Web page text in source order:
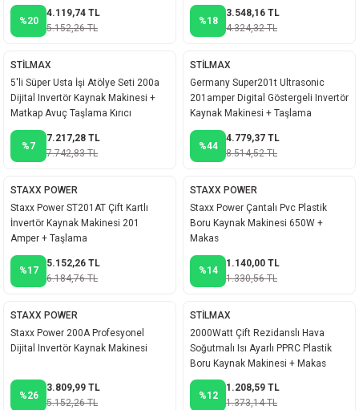
Makinesi
%20
4.119,74 TL
5.152,26 TL
%18
3.548,16 TL
4.324,32 TL
STİLMAX
5'li Süper Usta İşi Atölye Seti 200a
Dijital Invertör Kaynak Makinesi +
Matkap Avuç Taşlama Kırıcı
%7
7.217,28 TL
7.742,83 TL
STİLMAX
Germany Super201t Ultrasonic
201amper Digital Göstergeli Invertör
Kaynak Makinesi + Taşlama
%44
4.779,37 TL
8.514,52 TL
STAXX POWER
Staxx Power ST201AT Çift Kartlı
İnvertör Kaynak Makinesi 201
Amper + Taşlama
%17
5.152,26 TL
6.184,76 TL
STAXX POWER
Staxx Power Çantalı Pvc Plastik
Boru Kaynak Makinesi 650W +
Makas
%14
1.140,00 TL
1.330,56 TL
STAXX POWER
Staxx Power 200A Profesyonel
Dijital Invertör Kaynak Makinesi
%26
3.809,99 TL
5.152,26 TL
STİLMAX
2000Watt Çift Rezidanslı Hava
Soğutmalı Isı Ayarlı PPRC Plastik
Boru Kaynak Makinesi + Makas
Metre
%12
1.208,59 TL
1.373,14 TL